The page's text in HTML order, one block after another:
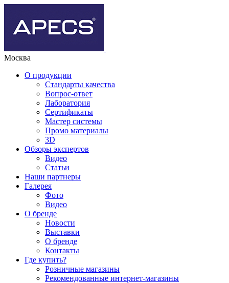
Москва
О продукции
Стандарты качества
Вопрос-ответ
Лаборатория
Сертификаты
Мастер системы
Промо материалы
3D
Обзоры экспертов
Видео
Статьи
Наши партнеры
Галерея
Фото
Видео
О бренде
Новости
Выставки
О бренде
Контакты
Где купить?
Розничные магазины
Рекомендованные интернет-магазины